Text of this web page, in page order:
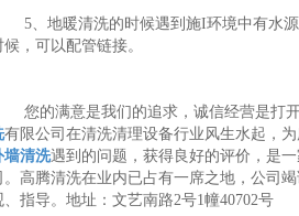
5、地暖清洗的时候遇到施I环境中有水
候，可以配管链接。
您的满意是我们的追求，诚信经营是打
有限公司在清洗清理设备行业风生水起，
墙清洗遇到的问题，获得良好的评价，是
。高腾清洗在业内已占有一席之地，公司
、指导。地址：文艺南路2号1幢40702号